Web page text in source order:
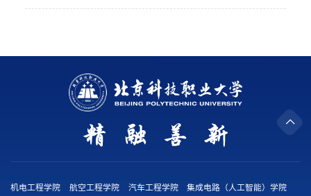
机电工程学院 航空工程学院 汽车工程学院
集成电路（人工智能）学院